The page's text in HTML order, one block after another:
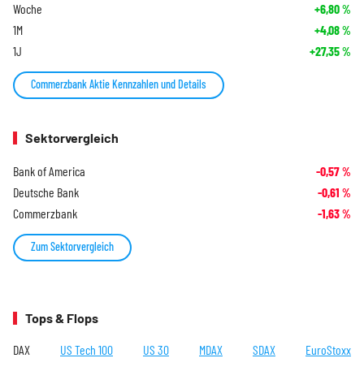
Woche +6,80%
1M +4,08%
1J +27,35%
Commerzbank Aktie Kennzahlen und Details
Sektorvergleich
Bank of America -0,57%
Deutsche Bank -0,61 %
Commerzbank -1,63%
Zum Sektorvergleich
Tops & Flops
DAX US Tech 100 US 30 MDAX SDAX EuroStoxx